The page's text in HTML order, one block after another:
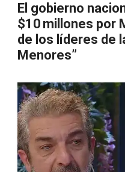
El gobierno
$10 millones por
de los líderes de
Menores”